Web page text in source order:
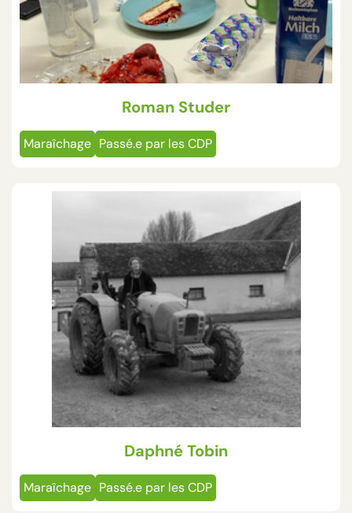
Roman Studer
Maraîchage Passé.e par les CDP
Daphné Tobin
Maraîchage Passé.e par les CDP